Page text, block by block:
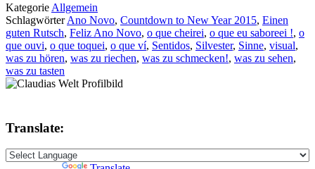
Kategorie Allgemein
SchlagwörterAno Novo, Countdown to New Year 2015, Einen
guten Rutsch, Feliz Ano Novo, o que cheirei, o que eu saboreei !, o
que ouvi, o que toquei, o que ví, Sentidos, Silvester, Sinne, visual,
was zu hören, was zu riechen, was zu schmecken!, was zu sehen,
was zu tasten
Translate: